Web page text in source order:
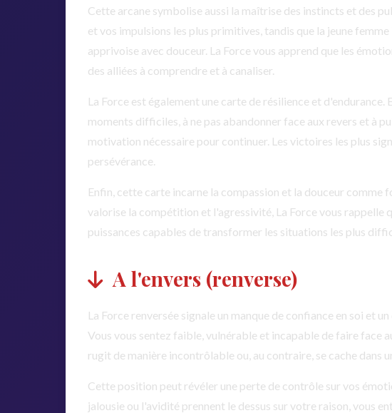
Cette arcane symbolise aussi la maîtrise des instincts et des
et vos impulsions les plus primitives, tandis que la jeune
apprivoise avec douceur. La Force vous apprend que les
des alliées à comprendre et à canaliser.
La Force est également une carte de résilience et d'endurance.
moments difficiles, à ne pas abandonner face aux revers et à
motivation nécessaire pour continuer. Les victoires les plus
persévérance.
Enfin, cette carte incarne la compassion et la douceur comme
valorise la compétition et l'agressivité, La Force vous rappelle
puissances capables de transformer les situations les plus
A l'envers (renverse)
La Force renversée signale un manque de confiance en soi et
Vous vous sentez faible, vulnérable et incapable de faire face
rugit de manière incontrôlable ou, au contraire, se cache dans
Cette position peut révéler une perte de contrôle sur vos
jalousie ou l'avidité prennent le dessus sur votre raison, vous